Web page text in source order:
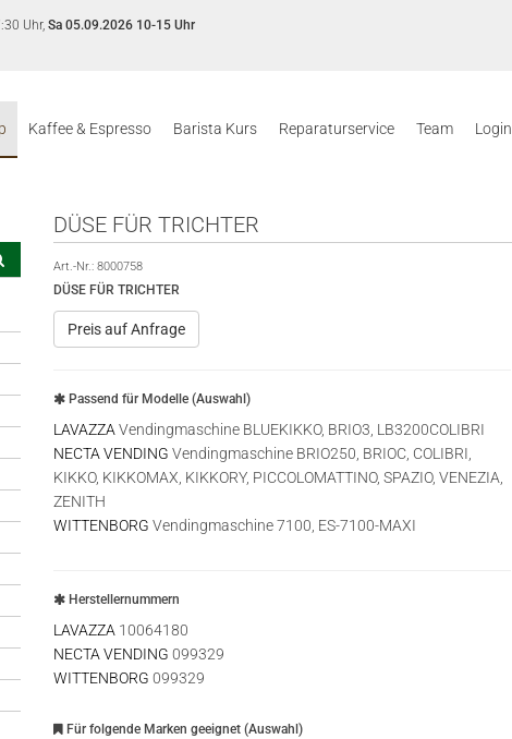
Uhr, Sa 05.09.2026 10-15 Uhr
Kaffee & Espresso Barista Kurs Reparaturservice Team Login
DÜSE FÜR TRICHTER
Art.-Nr.: 8000758
DÜSE FÜR TRICHTER
Preis auf Anfrage
Passend für Modelle (Auswahl)
LAVAZZA Vendingmaschine BLUEKIKKO, BRIO3, LB3200COLIBRI
NECTA VENDING Vendingmaschine BRIO250, BRIOC, COLIBRI,
KIKKO, KIKKOMAX, KIKKORY, PICCOLOMATTINO, SPAZIO, VENEZIA,
ZENITH
WITTENBORG Vendingmaschine 7100, ES-7100-MAXI
Herstellernummern
LAVAZZA 10064180
NECTA VENDING 099329
WITTENBORG 099329
Für folgende Marken geeignet (Auswahl)